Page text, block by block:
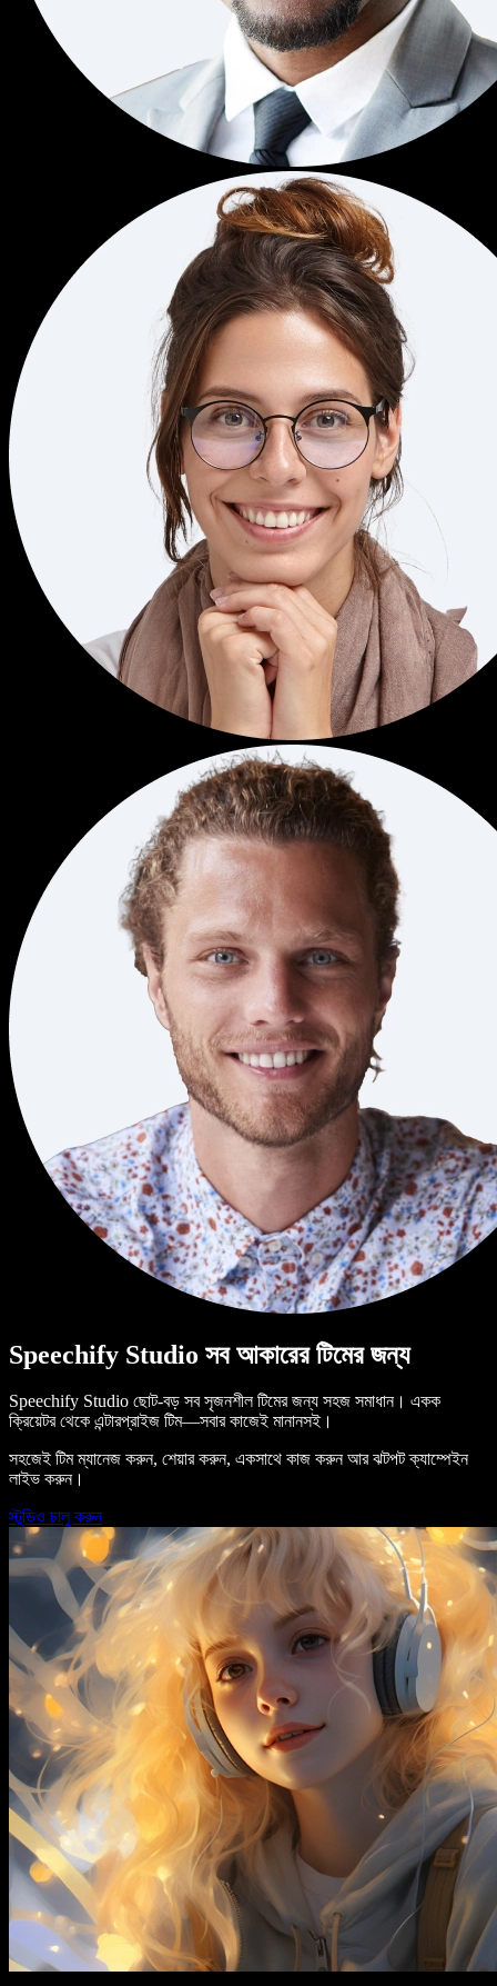
Speechify Studio সব আকারের টিমের জন্য
Speechify Studio ছোট-বড় সব সৃজনশীল টিমের জন্য সহজ সমাধান। একক
ক্রিয়েটর থেকে এন্টারপ্রাইজ টিম—সবার কাজেই মানানসই।
সহজেই টিম ম্যানেজ করুন, শেয়ার করুন, একসাথে কাজ করুন আর ঝটপট ক্যাম্পেইন
লাইভ করুন।
স্টুডিও চালু করুন